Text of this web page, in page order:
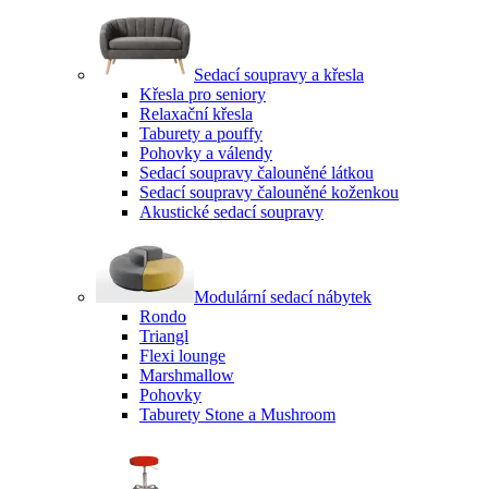
Sedací soupravy a křesla
Křesla pro seniory
Relaxační křesla
Taburety a pouffy
Pohovky a válendy
Sedací soupravy čalouněné látkou
Sedací soupravy čalouněné koženkou
Akustické sedací soupravy
Modulární sedací nábytek
Rondo
Triangl
Flexi lounge
Marshmallow
Pohovky
Taburety Stone a Mushroom